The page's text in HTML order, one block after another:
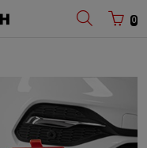
0